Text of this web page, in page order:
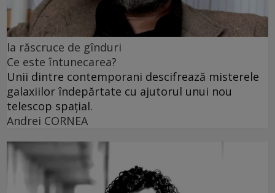
la răscruce de gînduri
Ce este întunecarea?
Unii dintre contemporani descifrează misterele
galaxiilor îndepărtate cu ajutorul unui nou
telescop spațial.
Andrei CORNEA